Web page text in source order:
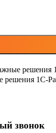
решения
решения 1С-
звонок